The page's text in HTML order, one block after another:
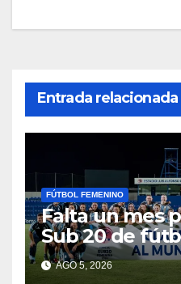
Entrada relacionada
FÚTBOL FEMENINO
Falta un mes
Sub 20
AGO 5, 2026